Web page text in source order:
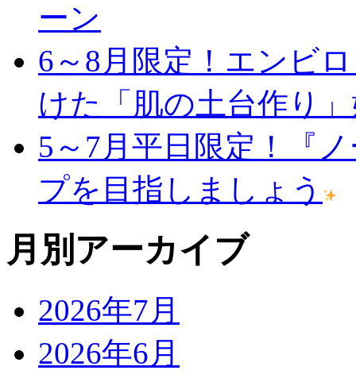
ーン
6～8月限定！エンビ
けた「肌の土台作り
5～7月平日限定！『
プを目指しましょう
月別アーカイブ
2026年7月
2026年6月